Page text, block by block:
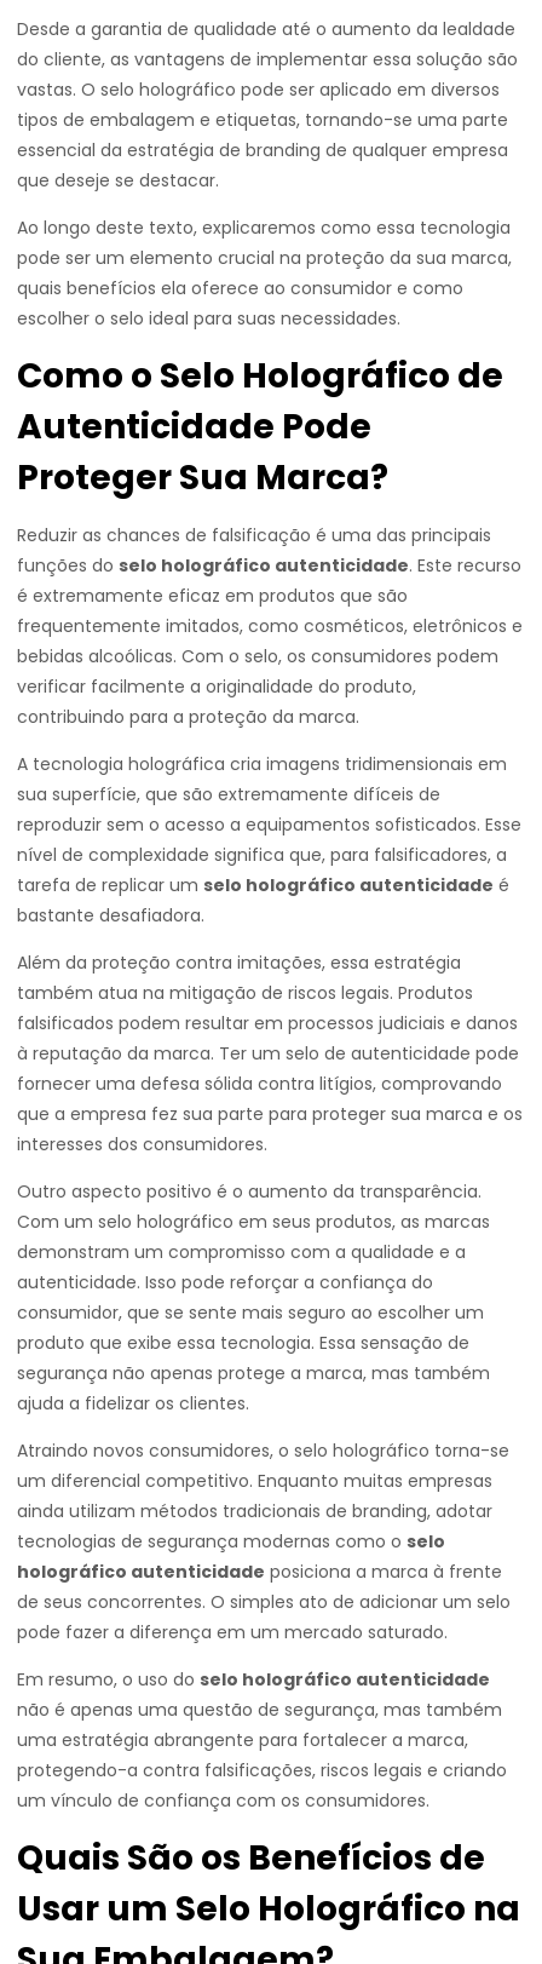
Desde a garantia de qualidade até o aumento da lealdade
do cliente, as vantagens de implementar essa solução são
vastas. O selo holográfico pode ser aplicado em diversos
tipos de embalagem e etiquetas, tornando-se uma parte
essencial da estratégia de branding de qualquer empresa
que deseje se destacar.
Ao longo deste texto, explicaremos como essa tecnologia
pode ser um elemento crucial na proteção da sua marca,
quais benefícios ela oferece ao consumidor e como
escolher o selo ideal para suas necessidades.
Como o Selo Holográfico de
Autenticidade Pode
Proteger Sua Marca?
Reduzir as chances de falsificação é uma das principais
funções do selo holográfico autenticidade. Este recurso
é extremamente eficaz em produtos que são
frequentemente imitados, como cosméticos, eletrônicos e
bebidas alcoólicas. Com o selo, os consumidores podem
verificar facilmente a originalidade do produto,
contribuindo para a proteção da marca.
A tecnologia holográfica cria imagens tridimensionais em
sua superfície, que são extremamente difíceis de
reproduzir sem o acesso a equipamentos sofisticados. Esse
nível de complexidade significa que, para falsificadores, a
tarefa de replicar um selo holográfico autenticidade é
bastante desafiadora.
Além da proteção contra imitações, essa estratégia
também atua na mitigação de riscos legais. Produtos
falsificados podem resultar em processos judiciais e danos
à reputação da marca. Ter um selo de autenticidade pode
fornecer uma defesa sólida contra litígios, comprovando
que a empresa fez sua parte para proteger sua marca e os
interesses dos consumidores.
Outro aspecto positivo é o aumento da transparência.
Com um selo holográfico em seus produtos, as marcas
demonstram um compromisso com a qualidade e a
autenticidade. Isso pode reforçar a confiança do
consumidor, que se sente mais seguro ao escolher um
produto que exibe essa tecnologia. Essa sensação de
segurança não apenas protege a marca, mas também
ajuda a fidelizar os clientes.
Atraindo novos consumidores, o selo holográfico torna-se
um diferencial competitivo. Enquanto muitas empresas
ainda utilizam métodos tradicionais de branding, adotar
tecnologias de segurança modernas como o selo
holográfico autenticidade posiciona a marca à frente
de seus concorrentes. O simples ato de adicionar um selo
pode fazer a diferença em um mercado saturado.
Em resumo, o uso do selo holográfico autenticidade
não é apenas uma questão de segurança, mas também
uma estratégia abrangente para fortalecer a marca,
protegendo-a contra falsificações, riscos legais e criando
um vínculo de confiança com os consumidores.
Quais São os Benefícios de
Usar um Selo Holográfico na